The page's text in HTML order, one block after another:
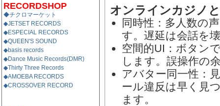
オンラインカジノ
同時性：多人数の
す。遅延は会話を
空間的UI：ボタン
します。誤操作の
アバター同一性：
ール違反は早く見
ます。
RECORDSHOP
◆チクロマーケット
◆JETSET RECORDS
◆ESPECIAL RECORDS
◆QUEEN'S SOUND
◆basis records
◆Dance Music Records(DMR)
◆Thirty Three Records
◆AMOEBA RECORDS
◆CROSSOVER RECORD